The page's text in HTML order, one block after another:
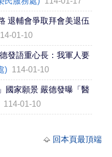
退輔會爭取拜會美退伍
01-10
發語重心長：我軍人要
) 114-01-10
國家願景 嚴德發曝「醫
114-01-10
回本頁最頂端